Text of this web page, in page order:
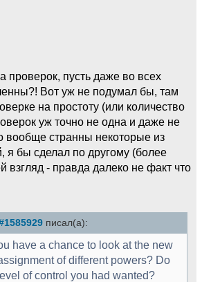
проверок, пусть даже во всех
Вот уж не подумал бы, там
на простоту (или количество
уж точно не одна и даже не
вообще странны некоторые из
я бы сделал по другому (более
взгляд - правда далеко не факт что
писал(а):
have a chance to look at the new
of different powers? Do
of control you had wanted?